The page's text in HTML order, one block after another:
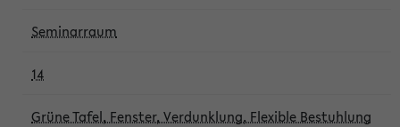
Seminarraum
14
Grüne Tafel, Fenster, Verdunklung, Flexible Bestuhlung